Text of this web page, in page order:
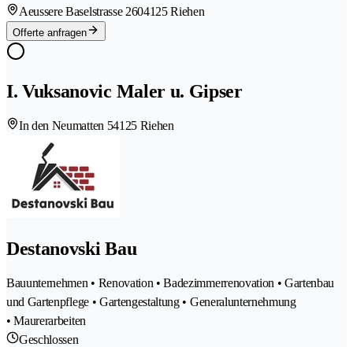
Aeussere Baselstrasse 2604125 Riehen
Offerte anfragen
I. Vuksanovic Maler u. Gipser
In den Neumatten 54125 Riehen
Destanovski Bau
Bauunternehmen • Renovation • Badezimmerrenovation • Gartenbau
und Gartenpflege • Gartengestaltung • Generalunternehmung
• Maurerarbeiten
Geschlossen